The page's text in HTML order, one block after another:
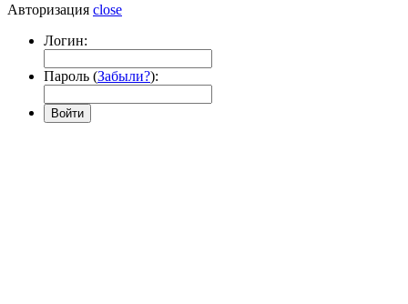
Авторизация close
Логин:
Пароль (Забыли?):
Войти